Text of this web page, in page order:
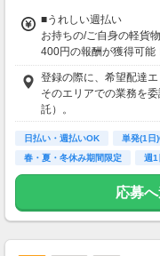
■うれしい週払い
お持ちの/ご自身の軽貨
400円の報酬が獲得可能
業務に応じた報酬をお
仕事です。うれしい週払
※四国エリアで4-6月に
地域により異なります。
※報酬は規約にしたが
払いますが、可能な場
で前週稼働分をお支払い
登録の際に、希望配達
そのエリアでの業務を
登録の際に、希望配達エ
そのエリアでの業務を
託）。
日払い・週払いOK 単発(1日
春・夏・冬休み期間限定
週1
応募